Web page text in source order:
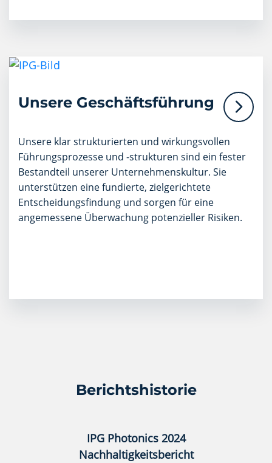
Unsere Geschäftsführung
Unsere klar strukturierten und wirkungsvollen
Führungsprozesse und -strukturen sind ein fester
Bestandteil unserer Unternehmenskultur. Sie
unterstützen eine fundierte, zielgerichtete
Entscheidungsfindung und sorgen für eine
angemessene Überwachung potenzieller Risiken.
Berichtshistorie
IPG Photonics 2024
Nachhaltigkeitsbericht